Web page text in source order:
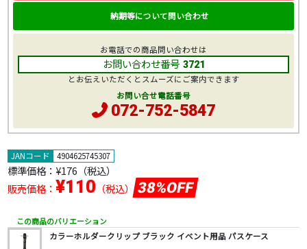
JANコード 4904625745307
標準価格： ¥176 （税込）
販売価格： ¥110 （税込） 38%OFF
この商品のバリエーション
カラーホルダークリップ ブラック イベント用品 パスケース
納期等について問い合わせ
お電話での商品問い合わせは
お問い合わせ番号 3721
とお伝えいただくとスムーズにご案内できます
お問い合せ電話番号
072-752-5847